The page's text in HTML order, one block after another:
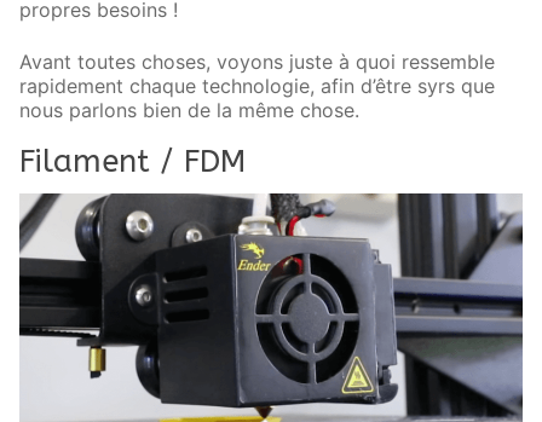
propres besoins !
Avant toutes choses, voyons juste à quoi ressemble
rapidement chaque technologie, afin d’être syrs que
nous parlons bien de la même chose.
Filament / FDM